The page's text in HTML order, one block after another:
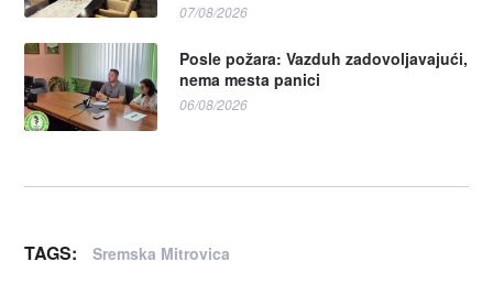
07/08/2026
Posle požara: Vazduh zadovoljavajući,
nema mesta panici
06/08/2026
TAGS: Sremska Mitrovica